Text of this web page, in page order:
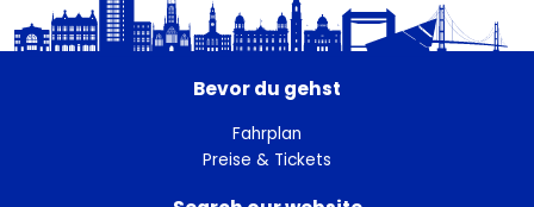
Bevor du gehst
Fahrplan
Preise & Tickets